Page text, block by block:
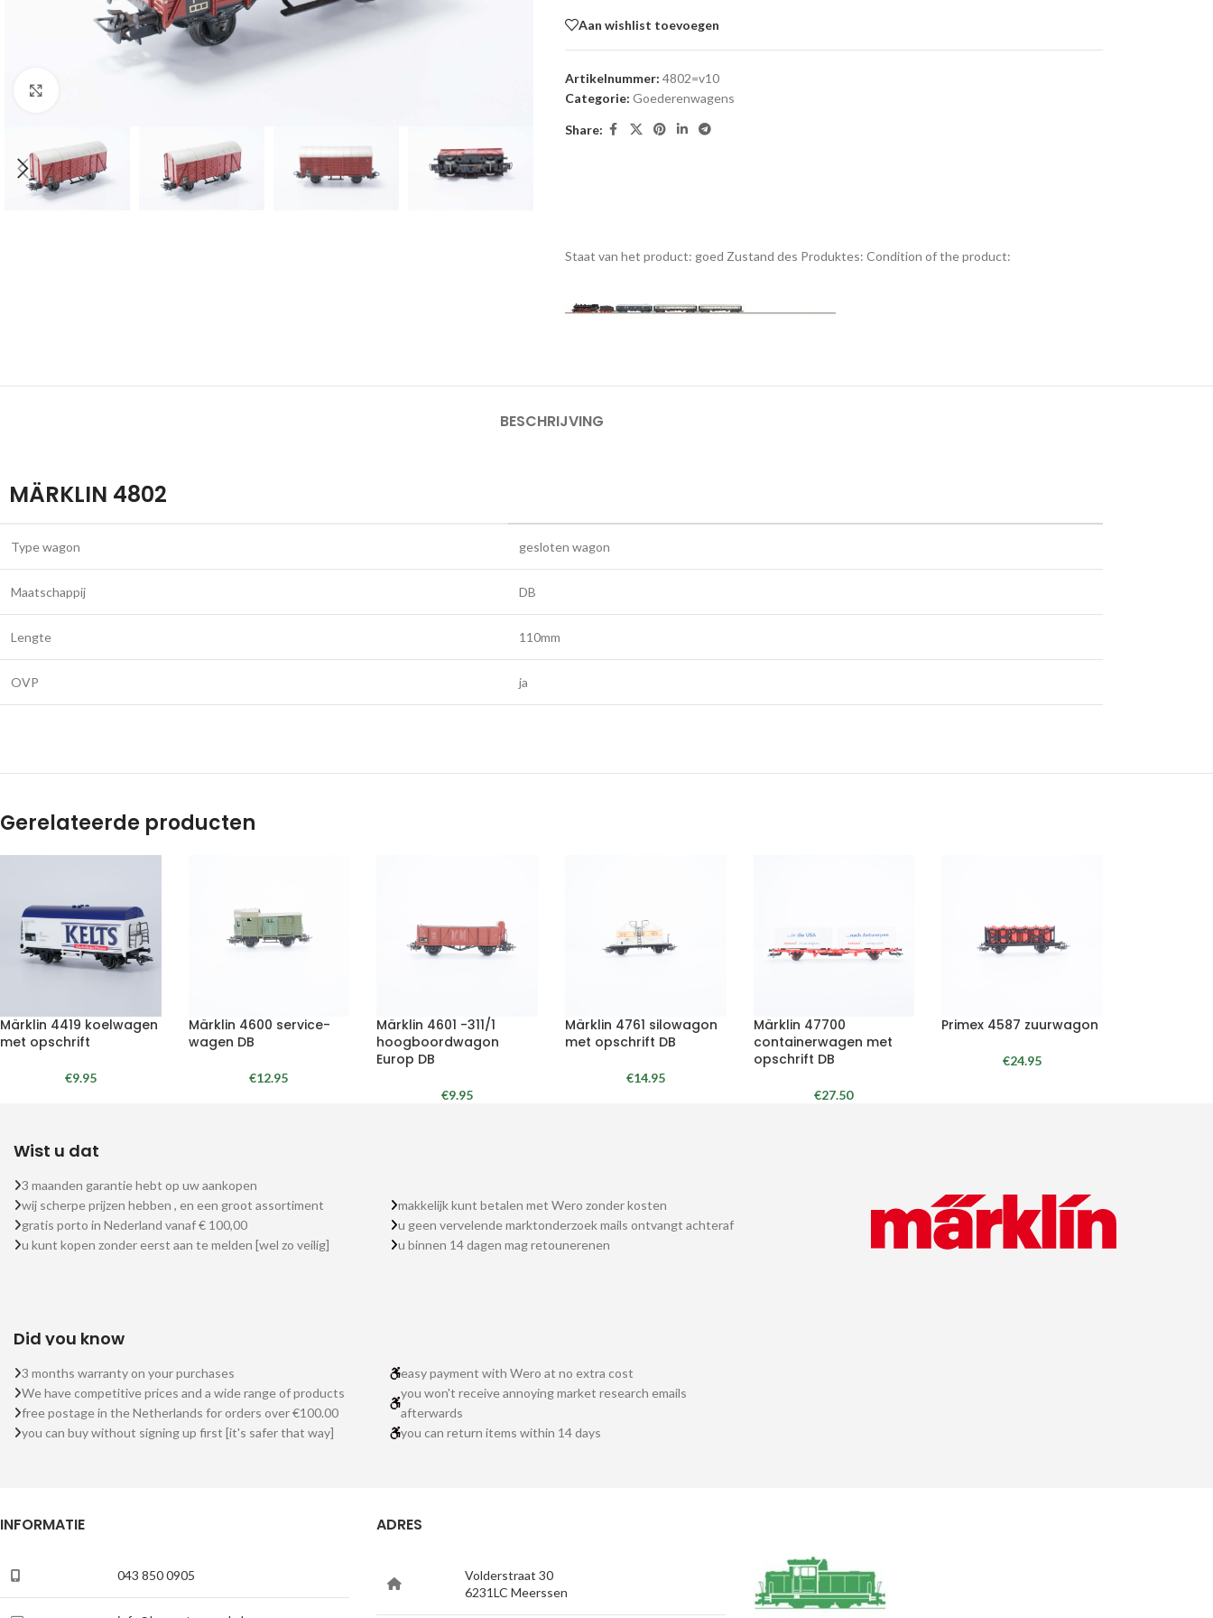
Aan wishlist toevoegen
Artikelnummer: 4802=v10
Categorie: Goederenwagens
Share:
Staat van het product: goed Zustand des Produktes: Condition of the product:
BESCHRIJVING
MÄRKLIN 4802
Type wagon gesloten wagon
Maatschappij DB
Lengte 110mm
OVP ja
Gerelateerde producten
Märklin 4419 koelwagen
met opschrift
€9.95
Märklin 4600 service-
wagen DB
€12.95
Märklin 4601 -311/1
hoogboordwagon
Europ DB
€9.95
Märklin 4761 silowagon
met opschrift DB
€14.95
Märklin 47700
containerwagen met
opschrift DB
€27.50
Primex 4587 zuurwagon
€24.95
Wist u dat
3 maanden garantie hebt op uw aankopen
wij scherpe prijzen hebben , en een groot assortiment
gratis porto in Nederland vanaf € 100,00
u kunt kopen zonder eerst aan te melden [wel zo veilig]
makkelijk kunt betalen met Wero zonder kosten
u geen vervelende marktonderzoek mails ontvangt achteraf
u binnen 14 dagen mag retounerenen
Did you know
3 months warranty on your purchases
We have competitive prices and a wide range of products
free postage in the Netherlands for orders over €100.00
you can buy without signing up first [it's safer that way]
easy payment with Wero at no extra cost
you won't receive annoying market research emails
afterwards
you can return items within 14 days
INFORMATIE
043 850 0905
ADRES
Volderstraat 30
6231LC Meerssen